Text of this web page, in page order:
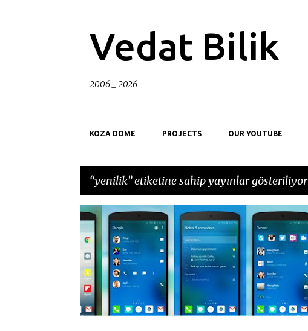
Vedat Bilik
2006 _ 2026
KOZA DOME PROJECTS OUR YOUTUBE
yenilik etiketine sahip yayınlar gösteriliyor
K
a
y
ı
t
l
ARAYUZ BILGISAYAR BULUSLAR 10